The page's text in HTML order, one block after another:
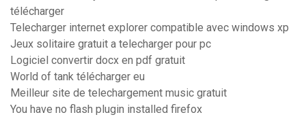
télécharger
Telecharger internet explorer compatible avec windows xp
Jeux solitaire gratuit a telecharger pour pc
Logiciel convertir docx en pdf gratuit
World of tank télécharger eu
Meilleur site de telechargement music gratuit
You have no flash plugin installed firefox